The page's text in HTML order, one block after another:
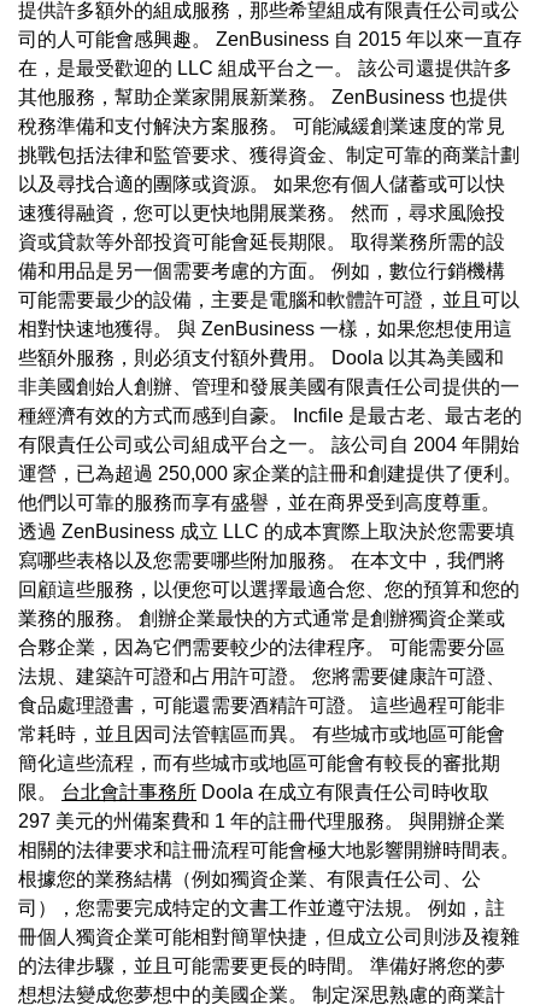
提供許多額外的組成服務，那些希望組成有限責任公司或公
司的人可能會感興趣。 ZenBusiness 自 2015 年以來一直存
在，是最受歡迎的 LLC 組成平台之一。 該公司還提供許多
其他服務，幫助企業家開展新業務。 ZenBusiness 也提供
稅務準備和支付解決方案服務。 可能減緩創業速度的常見
挑戰包括法律和監管要求、獲得資金、制定可靠的商業計劃
以及尋找合適的團隊或資源。 如果您有個人儲蓄或可以快
速獲得融資，您可以更快地開展業務。 然而，尋求風險投
資或貸款等外部投資可能會延長期限。 取得業務所需的設
備和用品是另一個需要考慮的方面。 例如，數位行銷機構
可能需要最少的設備，主要是電腦和軟體許可證，並且可以
相對快速地獲得。 與 ZenBusiness 一樣，如果您想使用這
些額外服務，則必須支付額外費用。 Doola 以其為美國和
非美國創始人創辦、管理和發展美國有限責任公司提供的一
種經濟有效的方式而感到自豪。 Incfile 是最古老、最古老的
有限責任公司或公司組成平台之一。 該公司自 2004 年開始
運營，已為超過 250,000 家企業的註冊和創建提供了便利。
他們以可靠的服務而享有盛譽，並在商界受到高度尊重。
透過 ZenBusiness 成立 LLC 的成本實際上取決於您需要填
寫哪些表格以及您需要哪些附加服務。 在本文中，我們將
回顧這些服務，以便您可以選擇最適合您、您的預算和您的
業務的服務。 創辦企業最快的方式通常是創辦獨資企業或
合夥企業，因為它們需要較少的法律程序。 可能需要分區
法規、建築許可證和占用許可證。 您將需要健康許可證、
食品處理證書，可能還需要酒精許可證。 這些過程可能非
常耗時，並且因司法管轄區而異。 有些城市或地區可能會
簡化這些流程，而有些城市或地區可能會有較長的審批期
限。 台北會計事務所 Doola 在成立有限責任公司時收取
297 美元的州備案費和 1 年的註冊代理服務。 與開辦企業
相關的法律要求和註冊流程可能會極大地影響開辦時間表。
根據您的業務結構（例如獨資企業、有限責任公司、公
司），您需要完成特定的文書工作並遵守法規。 例如，註
冊個人獨資企業可能相對簡單快捷，但成立公司則涉及複雜
的法律步驟，並且可能需要更長的時間。 準備好將您的夢
想想法變成您夢想中的美國企業。 制定深思熟慮的商業計